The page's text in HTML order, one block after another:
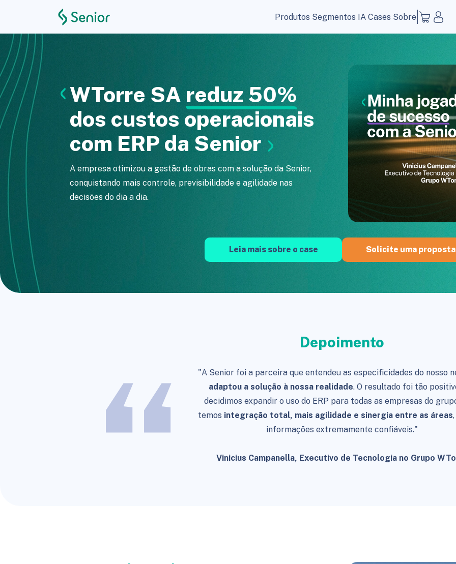
Produtos Segmentos IA Cases Sobre
WTorre SA reduz 50%
dos custos operacionais
com ERP da Senior
A empresa otimizou a gestão de obras com a solução da Senior,
conquistando mais controle, previsibilidade e agilidade nas
decisões do dia a dia.
Leia mais sobre o case Solicite uma proposta
Depoimento
"A Senior foi a parceira que entendeu as especificidades do nosso
adaptou a solução à nossa realidade. O resultado foi tão
decidimos expandir o uso do ERP para todas as empresas do
temos integração total, mais agilidade e sinergia entre as áreas
informações extremamente confiáveis."
Vinicius Campanella, Executivo de Tecnologia no Grupo